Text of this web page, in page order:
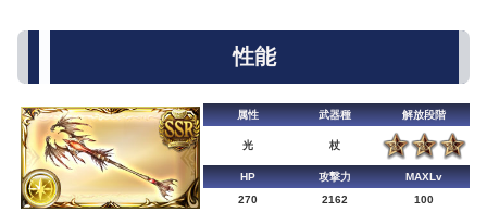
性能
属性 武器種 解放段階
光 杖
HP 攻撃力
MAXLv
270
2162 100